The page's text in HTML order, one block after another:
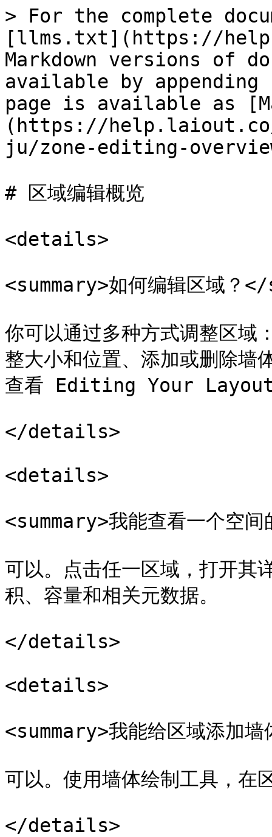
> For the complete
[llms.txt](https://
Markdown versions of
available by
page is available as
(https://
ju/zone-editing-
# 区域编辑概览
<details>
<summary>如何编辑区域？
你可以通过多种方式调整区域
整大小和位置、添加或删除墙
查看 Editing Your Layout
</details>
<details>
<summary>我能查看一个空
可以。点击任一区域，打开其
积、容量和相关元数据。
</details>
<details>
<summary>我能给区域添加
可以。使用墙体绘制工具，在
</details>